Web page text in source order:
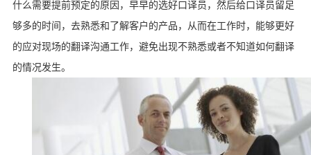
什么需要提前预定的原因，早早的选好口译员，然后给口译员留足
够多的时间，去熟悉和了解客户的产品，从而在工作时，能够更好
的应对现场的翻译沟通工作，避免出现不熟悉或者不知道如何翻译
的情况发生。